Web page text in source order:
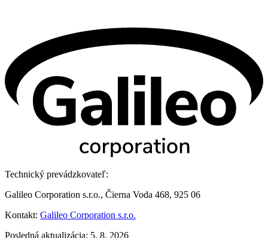
Technický prevádzkovateľ:
Galileo Corporation s.r.o., Čierna Voda 468, 925 06
Kontakt: Galileo Corporation s.r.o.
Posledná aktualizácia: 5. 8. 2026